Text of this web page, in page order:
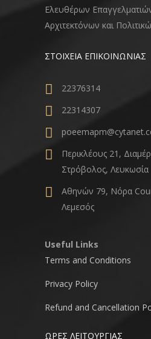
Ελευθέρων
Αρχιτεκτόνων και
ΣΤΟΙΧΕΙΑ ΕΠΙΚΟΙΝΩΝΙΑΣ
22376314
22314307
Περικλέους 21,
Στρόβολος, Λευκωσία
Αθηνών 79, Νόρα
Λεμεσός
Useful Links
Terms and Conditions
Privacy Policy
Refund and Cancellation
ΩΡΕΣ ΛΕΙΤΟΥΡΓΙΑΣ